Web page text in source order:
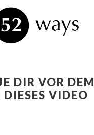
DIR VOR DEM
DIESES VIDEO